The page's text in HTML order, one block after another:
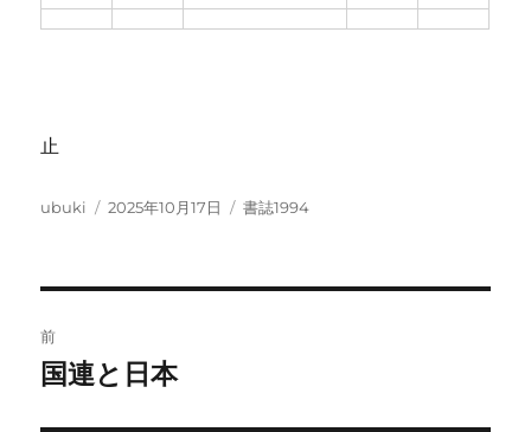
止
投
ubuki
投
2025年10月17日
カ
書誌1994
稿
前
前
国連と日本